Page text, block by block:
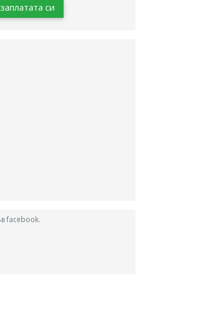
си
facebook.